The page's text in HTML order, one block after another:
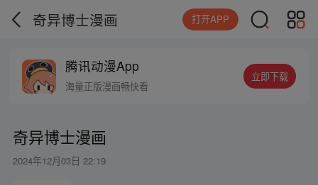
奇异博士漫画 打开APP
腾讯动漫App
海量正版漫画畅快看
立即下载
奇异博士漫画
2024年12月03日 22:19